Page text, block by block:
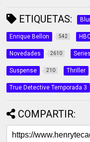
ETIQUETAS:
Enrique Bellon 542
Novedades 2610 Series
Suspense 210 Thriller
True Detective Temporada 3
COMPARTIR: